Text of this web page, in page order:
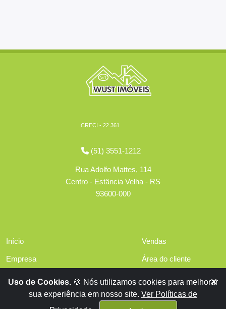
CRECI - 22.361
(51) 3551-1212
Rua Adolfo Mattes, 114
Centro - Estância Velha - RS
93600-000
Início
Empresa
Financiamentos
Vendas
Área do cliente
Contato
Uso de Cookies. 🍪 Nós utilizamos cookies para melhorar
sua experiência em nosso site. Ver Políticas de